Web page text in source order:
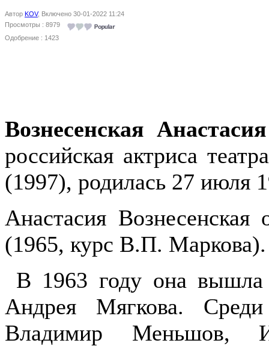
Автор KOV, Включено 30-01-2022 11:24
Просмотры : 8979
Одобрение : 1423
Вознесенская
российская актриса
(1997), родилась 27 июля
Анастасия
(1965, курс В.П. Маркова).
В 1963 году она вышла
Андрея Мягкова.
Владимир Меньшов,